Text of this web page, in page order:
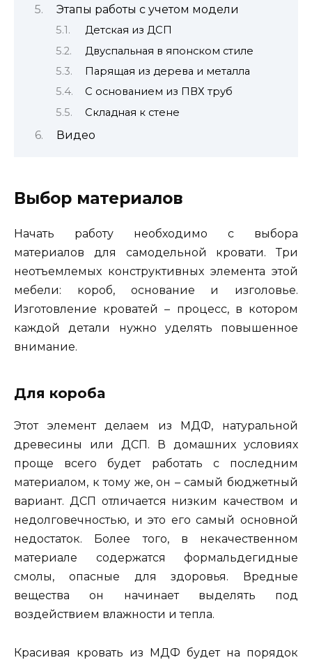
Этапы работы с учетом модели
Детская из ДСП
Двуспальная в японском стиле
Парящая из дерева и металла
С основанием из ПВХ труб
Складная к стене
Видео
Выбор материалов
Начать работу необходимо с выбора
материалов для самодельной кровати. Три
неотъемлемых конструктивных элемента этой
мебели: короб, основание и изголовье.
Изготовление кроватей – процесс, в котором
каждой детали нужно уделять повышенное
внимание.
Для короба
Этот элемент делаем из МДФ, натуральной
древесины или ДСП. В домашних условиях
проще всего будет работать с последним
материалом, к тому же, он – самый бюджетный
вариант. ДСП отличается низким качеством и
недолговечностью, и это его самый основной
недостаток. Более того, в некачественном
материале содержатся формальдегидные
смолы, опасные для здоровья. Вредные
вещества он начинает выделять под
воздействием влажности и тепла.
Красивая кровать из МДФ будет на порядок